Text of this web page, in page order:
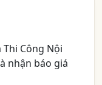
Thi Công Nội
nhận báo giá